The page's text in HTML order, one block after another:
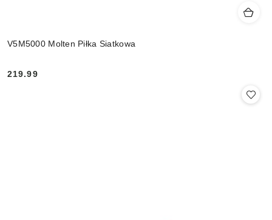
V5M5000 Molten Piłka Siatkowa
Cena:
219.99